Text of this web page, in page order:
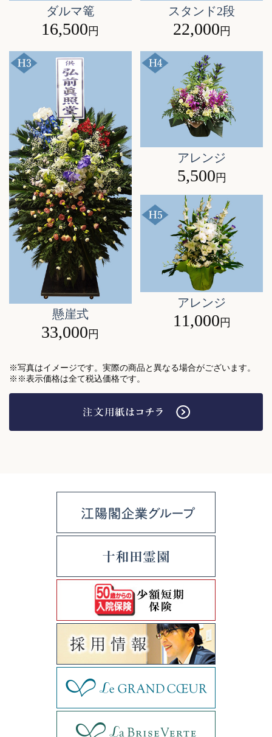
ダルマ篭
16,500円
スタンド2段
22,000円
懸崖式
33,000円
アレンジ
5,500 円
アレンジ
11,000 円
※写真はイメージです。実際の商品と異なる場合がございます。
※※表示価格は全て税込価格です。